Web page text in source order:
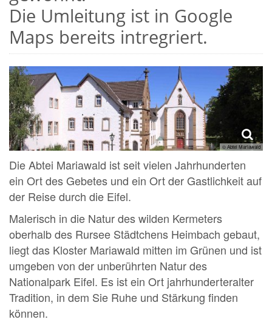
Die Umleitung ist in Google
Maps bereits intregriert.
© Abtei Mariawald
Die Abtei Mariawald ist seit vielen Jahrhunderten
ein Ort des Gebetes und ein Ort der Gastlichkeit auf
der Reise durch die Eifel.
Malerisch in die Natur des wilden Kermeters
oberhalb des Rursee Städtchens Heimbach gebaut,
liegt das Kloster Mariawald mitten im Grünen und ist
umgeben von der unberührten Natur des
Nationalpark Eifel. Es ist ein Ort jahrhunderteralter
Tradition, in dem Sie Ruhe und Stärkung finden
können.